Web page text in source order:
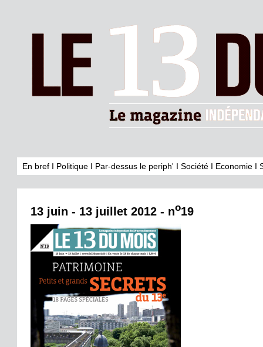
En bref I Politique I Par-dessus le periph' I Société I Economie I
13 juin - 13 juillet 2012 - no19